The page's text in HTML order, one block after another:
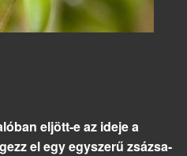
eljött-e az ideje a
el egy egyszerű zsázsa-